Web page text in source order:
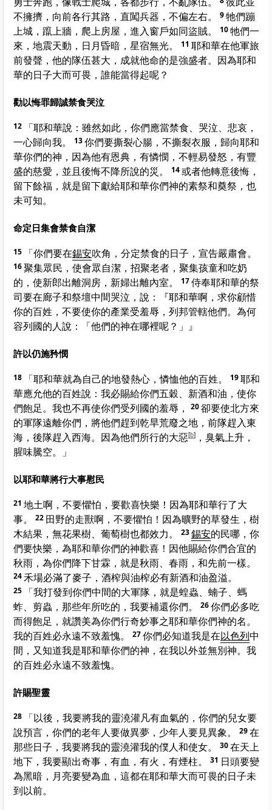
不擁擠，向前各行其路，直闖兵器，不偏左右。
9牠們蹦
上城，躥上牆，爬上房屋，進入窗戶如同盜賊。
10牠們一
來，地震天動，日月昏暗，星宿無光。
11 耶和華在他軍旅
前發聲，他的隊伍甚大，成就他命的是強盛者。因為耶和
華的日子大而可畏，誰能當得起呢？
勸以悔罪歸誠禁食哭泣
12
「耶和華說：雖然如此，你們應當禁食、哭泣、悲哀，
一心歸向我。
13你們要撕裂心腸，不撕裂衣服，歸向耶和
華你們的神，因為他有恩典，有憐憫，不輕易發怒，有豐
盛的慈愛，並且後悔不降所說的災。
14或者他轉意後悔，
留下餘福，就是留下獻給耶和華你們神的素祭和奠祭，也
未可知。
命定日集會禁食自潔
15 「你們要在錫安吹角，分定禁食的日子，宣告嚴肅會。
16聚集眾民，使會眾自潔，招聚老者，聚集孩童和吃奶
的，使新郎出離洞房，新婦出離內室。
17侍奉耶和華的祭
司要在廊子和祭壇中間哭泣，說：『耶和華啊，求你顧惜
你的百姓，不要使你的產業受羞辱，列邦管轄他們。為何
容列國的人說：「他們的神在哪裡呢？」』
許以仍施矜憫
18 「耶和華就為自己的地發熱心，憐恤他的百姓。 19耶和
華應允他的百姓說：我必賜給你們五穀、新酒和油，使你
們飽足。我也不再使你們受列國的羞辱，
20卻要使北方來
的軍隊遠離你們，將他們趕到乾旱荒廢之地，前隊趕入東
海，後隊趕入西海。因為他們所行的大惡[b] ，臭氣上升，
腥味騰空。」
以耶和華將行大事慰民
21 地土啊，不要懼怕，要歡喜快樂！因為耶和華行了大
事。
22 田野的走獸啊，不要懼怕！因為曠野的草發生，樹
木結果，無花果樹、葡萄樹也都效力。
23錫安的民哪，你
們要快樂，為耶和華你們的神歡喜！因他賜給你們合宜的
秋雨，為你們降下甘霖，就是秋雨、春雨，和先前一樣。
24禾場必滿了麥子，酒榨與油榨必有新酒和油盈溢。
25
「我打發到你們中間的大軍隊，就是蝗蟲、蝻子、螞
蚱、剪蟲，那些年所吃的，我要補還你們。
26你們必多吃
而得飽足，就讚美為你們行奇妙事之耶和華你們神的名。
我的百姓必永遠不致羞愧。
27你們必知道我是在以色列中
間，又知道我是耶和華你們的神，在我以外並無別神。我
的百姓必永遠不致羞愧。
許賜聖靈
28
「以後，我要將我的靈澆灌凡有血氣的，你們的兒女要
說預言，你們的老年人要做異夢，少年人要見異象。
29在
那些日子，我要將我的靈澆灌我的僕人和使女。
30在天上
地下，我要顯出奇事，有血，有火，有煙柱。
31 日頭要變
為黑暗，月亮要變為血，這都在耶和華大而可畏的日子未
到以前。